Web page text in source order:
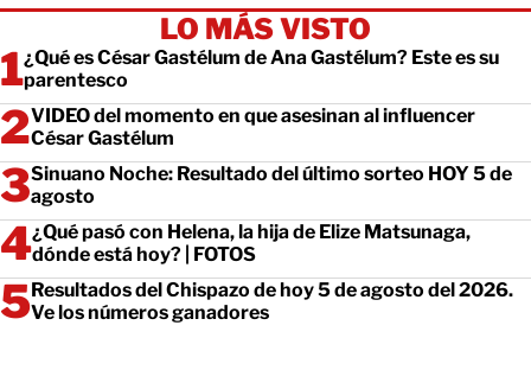
LO MÁS VISTO
¿Qué es César Gastélum de Ana Gastélum? Este es su
parentesco
VIDEO del momento en que asesinan al influencer
César Gastélum
Sinuano Noche: Resultado del último sorteo HOY 5 de
agosto
¿Qué pasó con Helena, la hija de Elize Matsunaga,
dónde está hoy? | FOTOS
Resultados del Chispazo de hoy 5 de agosto del 2026.
Ve los números ganadores